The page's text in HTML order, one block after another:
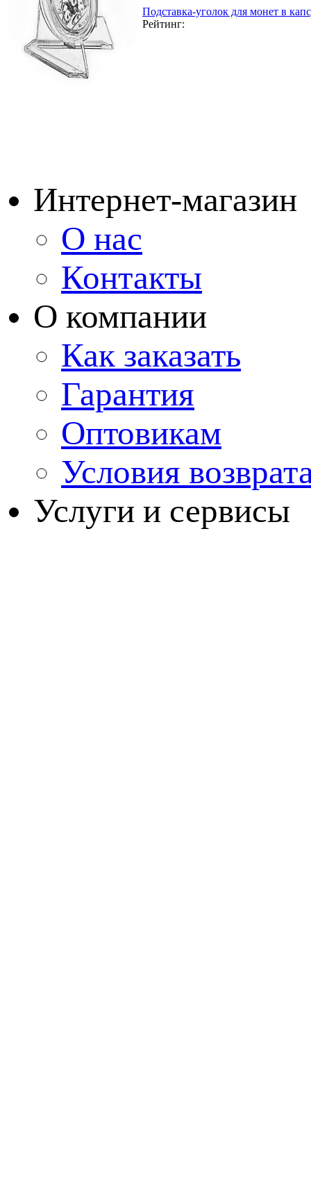
Подставка-уголок для монет в
Рейтинг:
Интернет-магазин
О нас
Контакты
О компании
Как заказать
Гарантия
Оптовикам
Условия
Услуги и сервисы